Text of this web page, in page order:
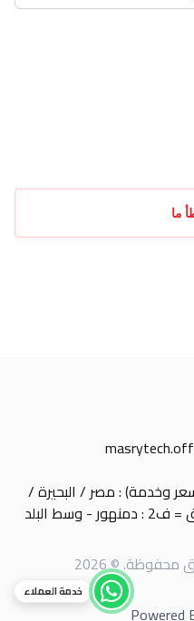
خدمة العملاء
ما
وخدمة) : مصر / البحيرة /
محفوظة. ©
2026
Powered